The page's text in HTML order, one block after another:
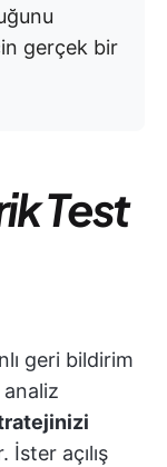
gerçek bir
Test
geri bildirim
analiz
İster açılış